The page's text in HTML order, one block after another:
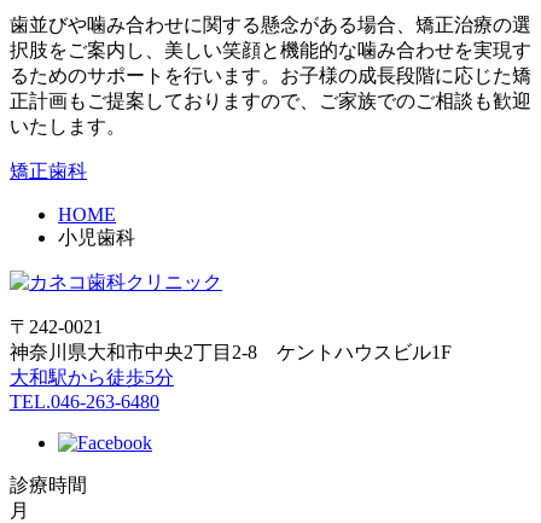
歯並びや噛み合わせに関する懸念がある場合、矯正治療の選
択肢をご案内し、美しい笑顔と機能的な噛み合わせを実現す
るためのサポートを行います。お子様の成長段階に応じた矯
正計画もご提案しておりますので、ご家族でのご相談も歓迎
いたします。
矯正歯科
HOME
小児歯科
〒242-0021
神奈川県大和市中央2丁目2-8 ケントハウスビル1F
大和駅から徒歩5分
TEL.046-263-6480
診療時間
月